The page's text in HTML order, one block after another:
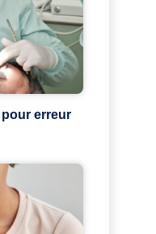
erreur